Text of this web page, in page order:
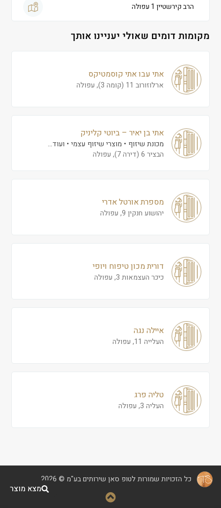
הרב קירשטיין 1 עפולה
מקומות דומים שאולי יעניינו אותך
אתי עבו אתי קוסמטיקס
ארלוזורוב 11 (קומה 3), עפולה
אתי בן יאיר – ביוטי קליניק
מכונת שיזוף מוצרי שיזוף עצמי
ועוד...
הבציר 6 (דירה 7), עפולה
מספרת אורטל אדרי
יהושוע חנקין 9, עפולה
דורית מכון טיפוח ויופי
כיכר העצמאות 3, עפולה
איילה נגה
העלייה 11, עפולה
טליה פרג
העליה 3, עפולה
כל הזכויות שמורות לטופ סאן שירותים בע"מ © 2026
מצא מוצר